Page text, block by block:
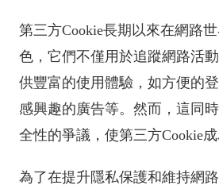
第三方Cookie長期以來在網路
色，它們不僅用於追蹤網路活
供豐富的使用體驗，如方便的
感興趣的廣告等。然而，這同
全性的爭議，使第三方Cookie成
為了在提升隱私保護和維持網